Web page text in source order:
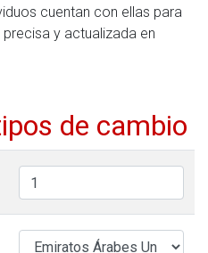
cuentan con ellas para
y actualizada en
de cambio